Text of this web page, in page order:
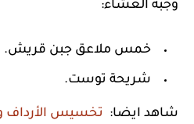
وجبة العشاء:
خمس ملاعق جبن قريش.
شريحة توست.
شاهد ايضا:
تخسيس الأرداف